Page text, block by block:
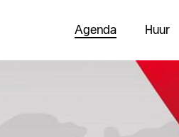
Agenda Huur